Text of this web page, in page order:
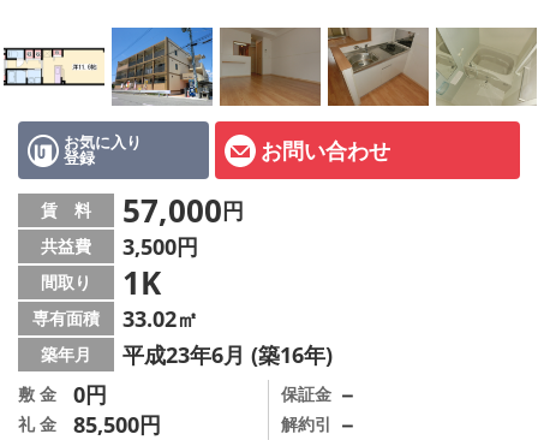
スタッフ紹介ページ
LINE公式アカウント
店舗情報·アクセス
会社概要
メールでお問い合わせ
お気に入り
登録 お問い合わせ
賃 料 57,000円
共益費 3,500円
間取り 1K
専有面積 33.02㎡
築年月 平成23年6月 (築16年)
敷 金 0円
礼 金 85,500円
保証金 －
解約引 －